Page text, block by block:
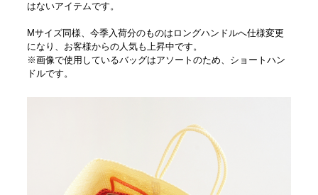
はないアイテムです。
Mサイズ同様、今季入荷分のものはロングハンドルへ仕様変更
になり、お客様からの人気も上昇中です。
※画像で使用しているバッグはアソートのため、ショートハン
ドルです。